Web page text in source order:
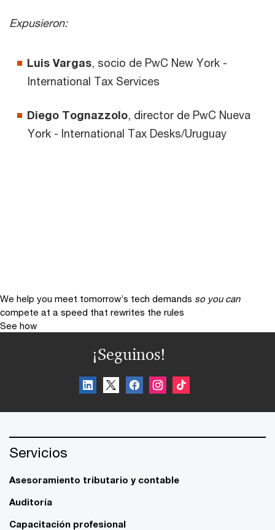
Expusieron:
Luis Vargas, socio de PwC New York -
International Tax Services
Diego Tognazzolo, director de PwC Nueva
York - International Tax Desks/Uruguay
We help you meet tomorrow’s tech demands so you can
compete at a speed that rewrites the rules
See how
¡Seguinos!
Servicios
Asesoramiento tributario y contable
Auditoría
Capacitación profesional